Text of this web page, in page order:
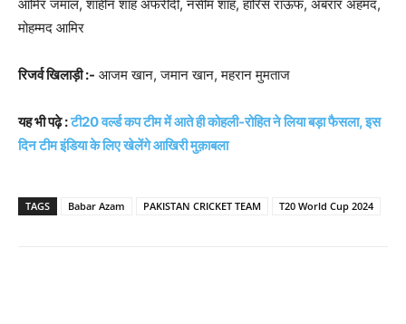
आमिर जमाल, शाहीन शाह अफरीदी, नसीम शाह, हारिस राऊफ, अबरार अहमद,
मोहम्मद आमिर
रिजर्व खिलाड़ी :- आजम खान, जमान खान, महरान मुमताज
यह भी पढ़े :टी20 वर्ल्ड कप टीम में आते ही कोहली-रोहित ने लिया बड़ा फैसला, इस
दिन टीम इंडिया के लिए खेलेंगे आखिरी मुक़ाबला
TAGS Babar Azam PAKISTAN CRICKET TEAM T20 World Cup 2024